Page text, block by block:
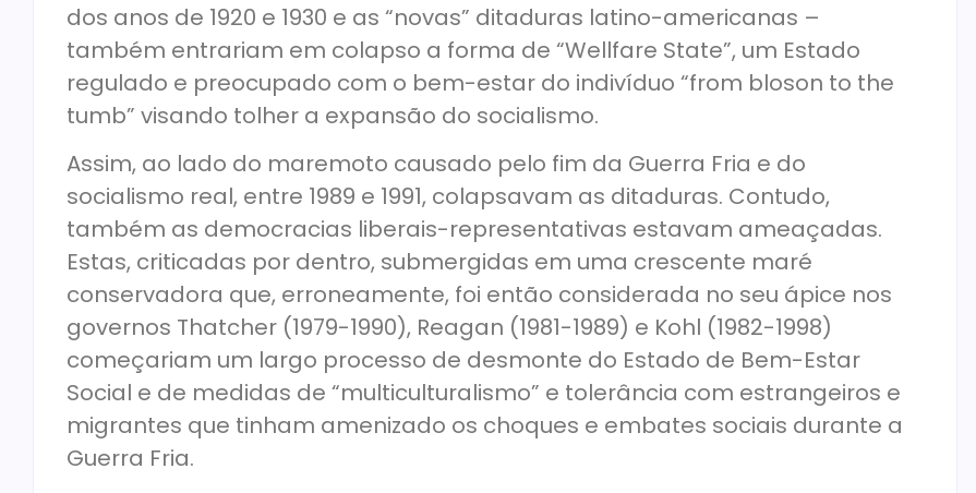
dos anos de 1920 e 1930 e as “novas” ditaduras latino-americanas –
também entrariam em colapso a forma de “Wellfare State”, um Estado
regulado e preocupado com o bem-estar do indivíduo “from bloson to the
tumb” visando tolher a expansão do socialismo.
Assim, ao lado do maremoto causado pelo fim da Guerra Fria e do
socialismo real, entre 1989 e 1991, colapsavam as ditaduras. Contudo,
também as democracias liberais-representativas estavam ameaçadas.
Estas, criticadas por dentro, submergidas em uma crescente maré
conservadora que, erroneamente, foi então considerada no seu ápice nos
governos Thatcher (1979-1990), Reagan (1981-1989) e Kohl (1982-1998)
começariam um largo processo de desmonte do Estado de Bem-Estar
Social e de medidas de “multiculturalismo” e tolerância com estrangeiros e
migrantes que tinham amenizado os choques e embates sociais durante a
Guerra Fria.